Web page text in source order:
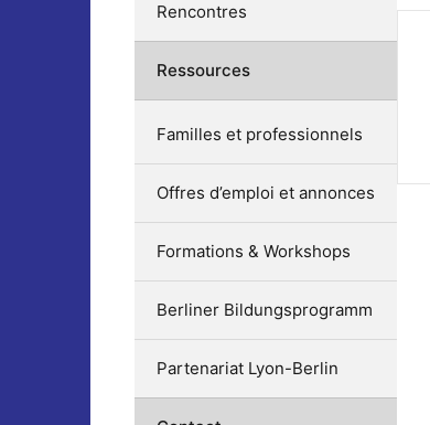
Rencontres
Ressources
Familles et professionnels
Offres d’emploi et annonces
Formations & Workshops
Berliner Bildungsprogramm
Partenariat Lyon-Berlin